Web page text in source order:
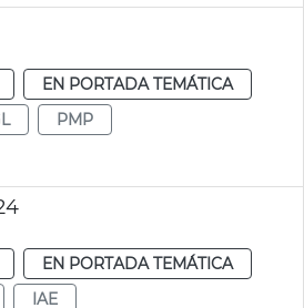
EN PORTADA TEMÁTICA
PMP
EN PORTADA TEMÁTICA
IAE